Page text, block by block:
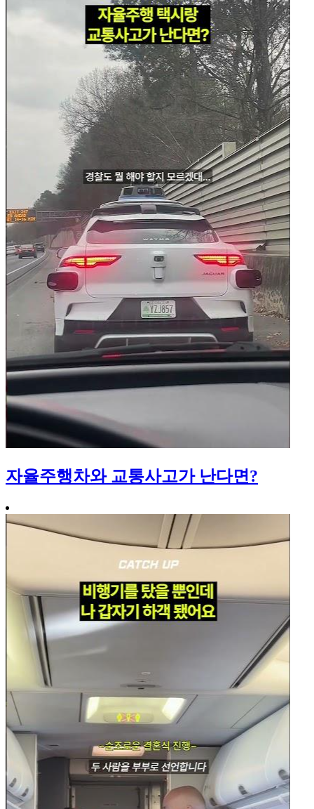
자율주행차와 교통사고가 난다면?